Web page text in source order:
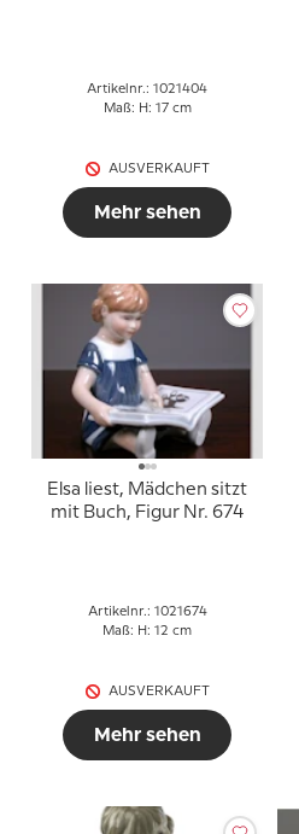
Artikelnr.: 1021404
Maß: H: 17 cm
AUSVERKAUFT
Mehr sehen
Elsa liest, Mädchen sitzt
mit Buch, Figur Nr. 674
Artikelnr.: 1021674
Maß: H: 12 cm
AUSVERKAUFT
Mehr sehen